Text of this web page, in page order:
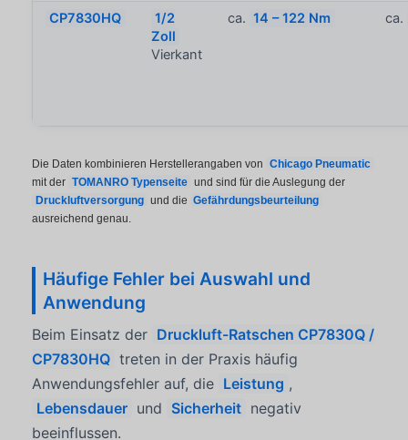
CP7830HQ
1/2
Zoll
Vierkant
ca. 14 – 122 Nm ca.
Die Daten kombinieren Herstellerangaben von Chicago Pneumatic
mit der TOMANRO Typenseite und sind für die Auslegung der
Druckluftversorgung und die Gefährdungsbeurteilung
ausreichend genau.
Häufige Fehler bei Auswahl und
Anwendung
Beim Einsatz der Druckluft-Ratschen CP7830Q /
CP7830HQ treten in der Praxis häufig
Anwendungsfehler auf, die Leistung ,
Lebensdauer und Sicherheit negativ
beeinflussen.